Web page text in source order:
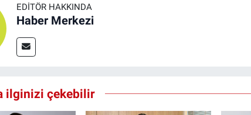
EDITÖR HAKKINDA
Haber Merkezi
ilginizi çekebilir